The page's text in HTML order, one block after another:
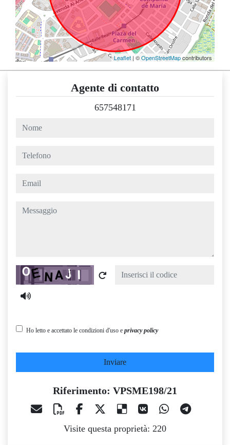
Leaflet| ©OpenStreetMapcontributors
Agente di contatto
657548171
nome
telefono
email
messaggio
Captcha
Ho letto e accettato le condizioni d'uso e privacy policy
Inviare
Riferimento: VPSME198/21
Visite questa proprietà: 220